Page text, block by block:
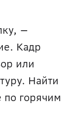
—
Кадр
или
Найти
горячим